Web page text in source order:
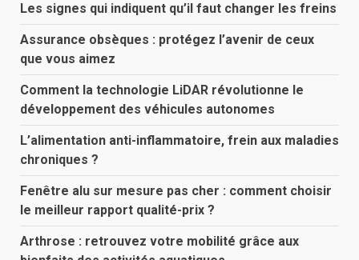
Les signes qui indiquent qu’il faut changer les freins
Assurance obsèques : protégez l’avenir de ceux
que vous aimez
Comment la technologie LiDAR révolutionne le
développement des véhicules autonomes
L’alimentation anti-inflammatoire, frein aux maladies
chroniques ?
Fenêtre alu sur mesure pas cher : comment choisir
le meilleur rapport qualité-prix ?
Arthrose : retrouvez votre mobilité grâce aux